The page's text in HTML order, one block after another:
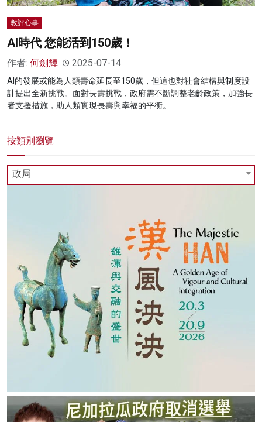
教評心事
AI時代 您能活到150歲！
作者: 何劍輝 2025-07-14
AI的發展或能為人類壽命延長至150歲，但這也對社會結構與制度設
計提出全新挑戰。面對長壽挑戰，政府需不斷調整老齡政策，加強長
者支援措施，助人類實現長壽與幸福的平衡。
按類別瀏覽
政局